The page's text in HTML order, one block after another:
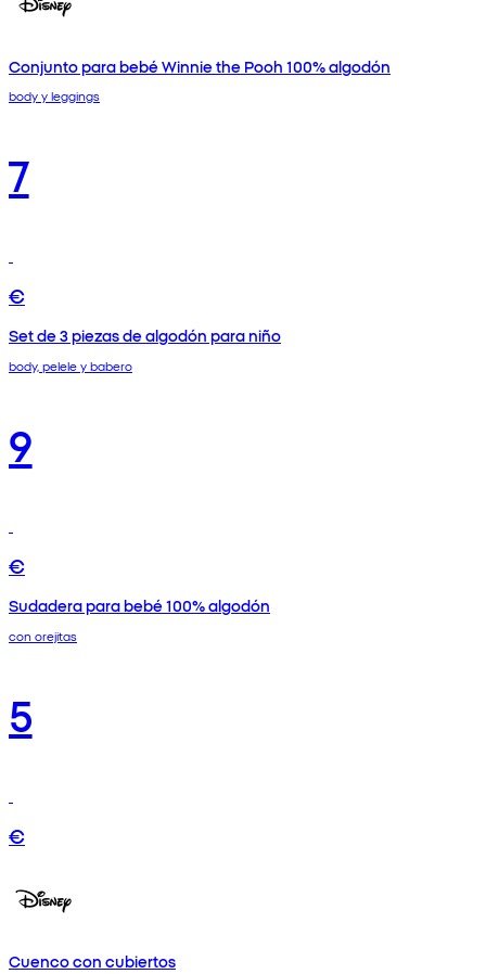
Conjunto para bebé Winnie the Pooh 100% algodón
body y leggings
7
€
Set de 3 piezas de algodón para niño
body, pelele y babero
9
€
Sudadera para bebé 100% algodón
con orejitas
5
€
Cuenco con cubiertos